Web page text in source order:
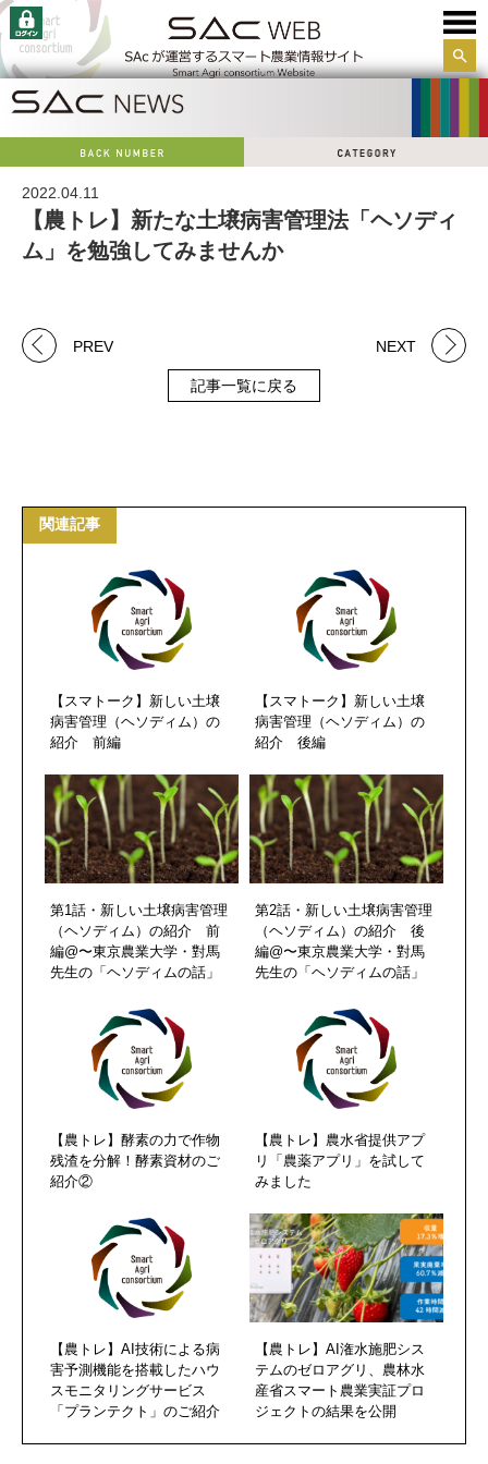
サイ
2022.04.11
【農トレ】新たな土壌病害管理法「ヘソディ
ム」を勉強してみませんか
PREV
記事一覧に戻る
NEXT
関連記事
【スマトーク】新しい土壌
病害管理（ヘソディム）の
紹介 前編
【スマトーク】新しい土壌
病害管理（ヘソディム）の
紹介 後編
第1話・新しい土壌病害管理
（ヘソディム）の紹介 前
編@〜東京農業大学・對馬
先生の「ヘソディムの話」
第2話・新しい土壌病害管理
（ヘソディム）の紹介 後
編@〜東京農業大学・對馬
先生の「ヘソディムの話」
【農トレ】酵素の力で作物
残渣を分解！酵素資材のご
紹介②
【農トレ】農水省提供アプ
リ「農薬アプリ」を試して
みました
【農トレ】AI技術による病
害予測機能を搭載したハウ
スモニタリングサービス
「プランテクト」のご紹介
【農トレ】AI潅水施肥シス
テムのゼロアグリ、農林水
産省スマート農業実証プロ
ジェクトの結果を公開